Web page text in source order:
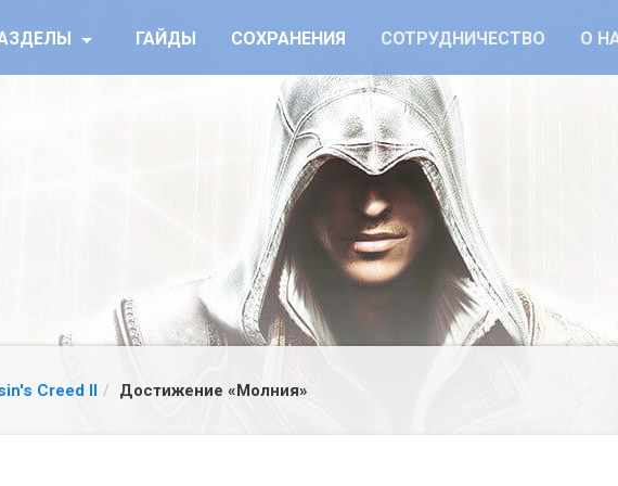
ГАЙДЫ СОХРАНЕНИЯ СОТРУДНИЧЕСТВО О
Creed II Достижение «Молния»